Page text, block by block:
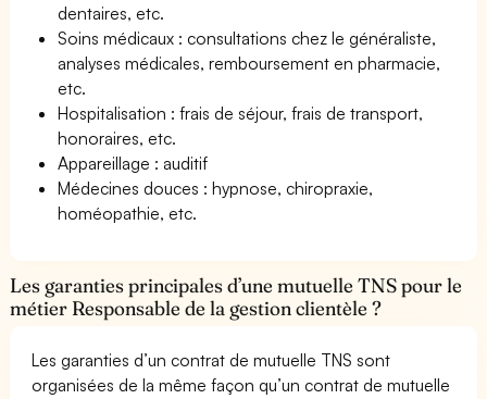
dentaires, etc.
Soins médicaux : consultations chez le généraliste,
analyses médicales, remboursement en pharmacie,
etc.
Hospitalisation : frais de séjour, frais de transport,
honoraires, etc.
Appareillage : auditif
Médecines douces : hypnose, chiropraxie,
homéopathie, etc.
Les garanties principales d’une mutuelle TNS pour le
métier Responsable de la gestion clientèle ?
Les garanties d’un contrat de mutuelle TNS sont
organisées de la même façon qu’un contrat de mutuelle